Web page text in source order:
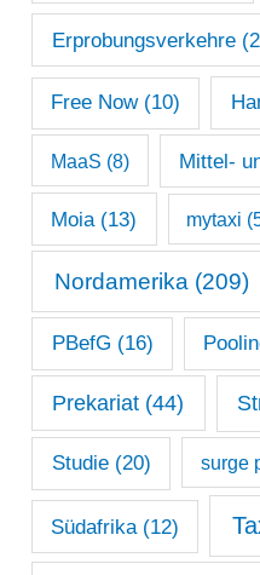
Erprobungsverkehre
Free Now(10)
MaaS (8) Mittel-
Moia (13) mytaxi
Nordamerika (209)
PBefG (16)
Prekariat (44)
Studie(20) surge
Südafrika (12)